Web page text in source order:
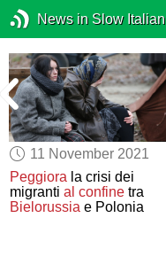
News in Slow Italian
11 November 2021
Peggiora la crisi dei
migrantial confine tra
Bielorussia e Polonia